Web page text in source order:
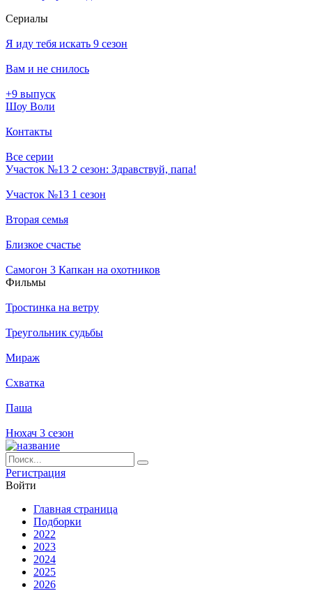
Се­риа­лы
Я иду тебя искать 9 сезон
Вам и не снилось
+9 выпуск
Шоу Воли
Контакты
Все серии
Участок №13 2 сезон: Здравствуй, папа!
Участок №13 1 сезон
Вторая семья
Близкое счастье
Самогон 3 Капкан на охотников
Филь­мы
Тростинка на ветру
Треугольник судьбы
Мираж
Схватка
Паша
Нюхач 3 сезон
Ре­ги­ст­ра­ция
Вой­ти
Глав­ная стра­ни­ца
Подборки
2022
2023
2024
2025
2026